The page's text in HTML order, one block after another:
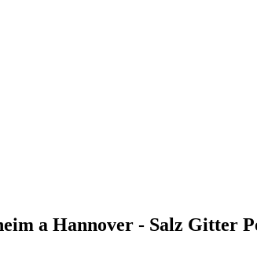
a Hannover - Salz Gitter